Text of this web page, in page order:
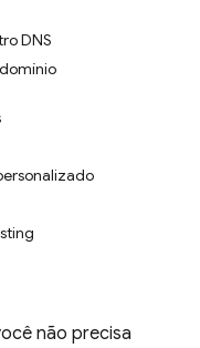
DNS
não precisa